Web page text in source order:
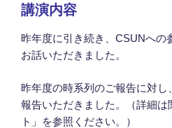
講演内容
昨年度に引き続き、CSUNへの
お話いただきました。
昨年度の時系列のご報告に対
報告いただきました。（詳細
ト」を参照ください。）